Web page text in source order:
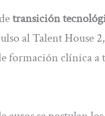
transición
al Talent House
formación clínica